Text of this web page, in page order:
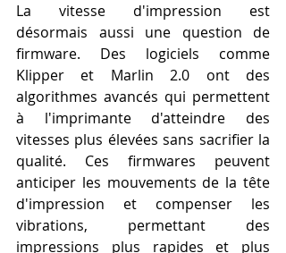
La vitesse d'impression est
désormais aussi une question de
firmware. Des logiciels comme
Klipper et Marlin 2.0 ont des
algorithmes avancés qui permettent
à l'imprimante d'atteindre des
vitesses plus élevées sans sacrifier la
qualité. Ces firmwares peuvent
anticiper les mouvements de la tête
d'impression et compenser les
vibrations, permettant des
impressions plus rapides et plus